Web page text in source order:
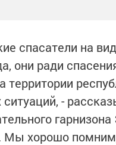
спасатели на
они ради
территории
-
хорошо